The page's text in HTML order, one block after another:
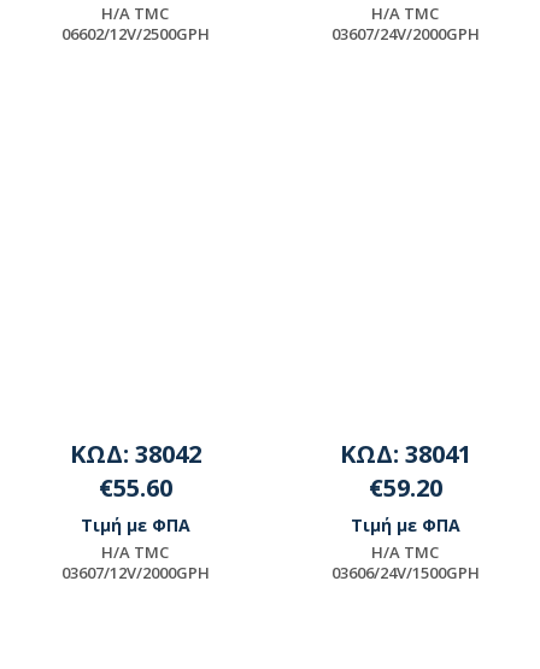
H/A TMC
06602/12V/2500GPH
H/A TMC
03607/24V/2000GPH
ΚΩΔ: 38042
€55.60
Τιμή με ΦΠΑ
H/A TMC
03607/12V/2000GPH
ΚΩΔ: 38041
€59.20
Τιμή με ΦΠΑ
H/A TMC
03606/24V/1500GPH